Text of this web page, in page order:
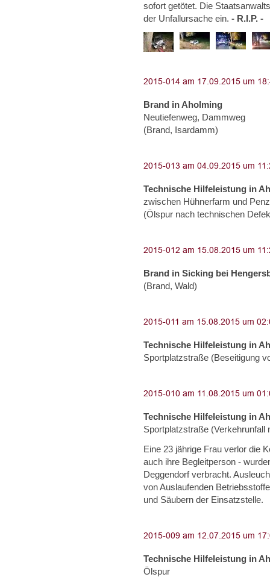
sofort getötet. Die
der Unfallursache ein. - R.I.P. -
Brand in Aholming
Neutiefenweg, Dammweg
(Brand, Isardamm)
Technische Hilfeleistung in
zwischen Hühnerfarm und
(Ölspur nach technischen
Brand in Sicking bei
(Brand, Wald)
Technische Hilfeleistung in
Sportplatzstraße (Beseitigung
Technische Hilfeleistung in
Sportplatzstraße (Verkehrunfall
Eine 23 jährige Frau verlor die
auch ihre Begleitperson -
Deggendorf verbracht.
von Auslaufenden
und Säubern der Einsatzstelle.
Technische Hilfeleistung in
Ölspur